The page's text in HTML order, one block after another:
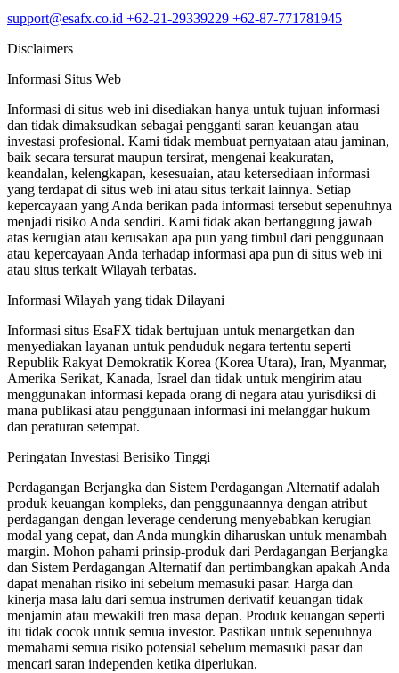
support@esafx.co.id +62-21-29339229 +62-87-771781945
Disclaimers
Informasi Situs Web
Informasi di situs web ini disediakan hanya untuk tujuan informasi
dan tidak dimaksudkan sebagai pengganti saran keuangan atau
investasi profesional. Kami tidak membuat pernyataan atau jaminan,
baik secara tersurat maupun tersirat, mengenai keakuratan,
keandalan, kelengkapan, kesesuaian, atau ketersediaan informasi
yang terdapat di situs web ini atau situs terkait lainnya. Setiap
kepercayaan yang Anda berikan pada informasi tersebut sepenuhnya
menjadi risiko Anda sendiri. Kami tidak akan bertanggung jawab
atas kerugian atau kerusakan apa pun yang timbul dari penggunaan
atau kepercayaan Anda terhadap informasi apa pun di situs web ini
atau situs terkait Wilayah terbatas.
Informasi Wilayah yang tidak Dilayani
Informasi situs EsaFX tidak bertujuan untuk menargetkan dan
menyediakan layanan untuk penduduk negara tertentu seperti
Republik Rakyat Demokratik Korea (Korea Utara), Iran, Myanmar,
Amerika Serikat, Kanada, Israel dan tidak untuk mengirim atau
menggunakan informasi kepada orang di negara atau yurisdiksi di
mana publikasi atau penggunaan informasi ini melanggar hukum
dan peraturan setempat.
Peringatan Investasi Berisiko Tinggi
Perdagangan Berjangka dan Sistem Perdagangan Alternatif adalah
produk keuangan kompleks, dan penggunaannya dengan atribut
perdagangan dengan leverage cenderung menyebabkan kerugian
modal yang cepat, dan Anda mungkin diharuskan untuk menambah
margin. Mohon pahami prinsip-produk dari Perdagangan Berjangka
dan Sistem Perdagangan Alternatif dan pertimbangkan apakah Anda
dapat menahan risiko ini sebelum memasuki pasar. Harga dan
kinerja masa lalu dari semua instrumen derivatif keuangan tidak
menjamin atau mewakili tren masa depan. Produk keuangan seperti
itu tidak cocok untuk semua investor. Pastikan untuk sepenuhnya
memahami semua risiko potensial sebelum memasuki pasar dan
mencari saran independen ketika diperlukan.